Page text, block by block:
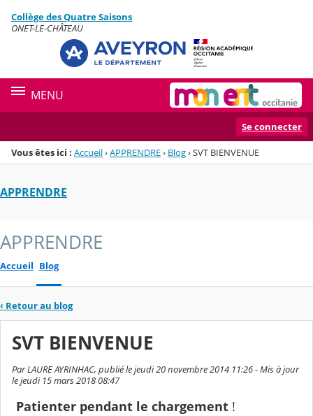
Menu de la rubrique
Contenu
Collège des Quatre Saisons
ONET-LE-CHÂTEAU
MENU
Se connecter
Vous êtes ici : Accueil›APPRENDRE› Blog›SVT BIENVENUE
APPRENDRE
APPRENDRE
Accueil Blog
‹ Retour au blog
SVT BIENVENUE
Par LAURE AYRINHAC, publié le jeudi 20 novembre 2014 11:26 - Mis à jour
le jeudi 15 mars 2018 08:47
Patienter pendant le chargement !